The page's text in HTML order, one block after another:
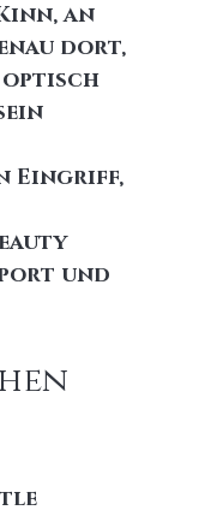
an
dort,
optisch
Eingriff,
und